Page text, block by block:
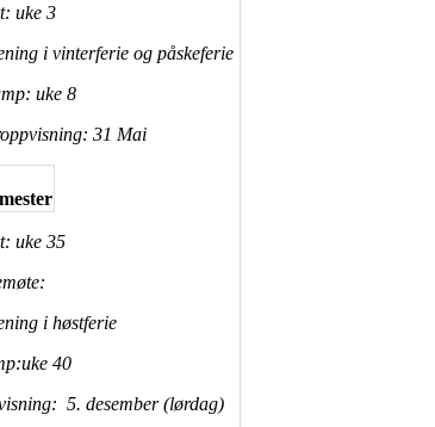
uke 3
i vinterferie og påskeferie
uke 8
31 Mai
uke 35
i høstferie
40
5. desember (lørdag)